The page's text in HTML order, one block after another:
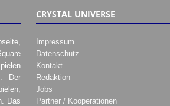
Der
Das
CRYSTAL UNIVERSE
Impressum
Datenschutz
Kontakt
Redaktion
Jobs
Partner / Kooperationen